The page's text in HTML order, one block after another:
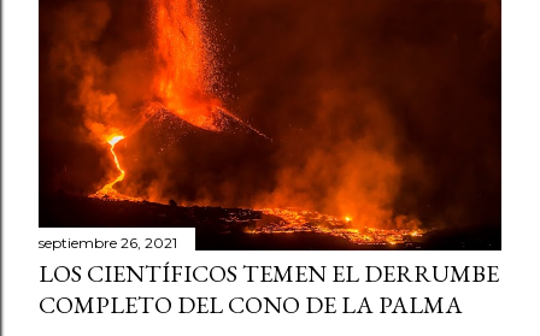
septiembre 26, 2021
LOS CIENTÍFICOS TEMEN EL DERRUMBE
COMPLETO DEL CONO DE LA PALMA